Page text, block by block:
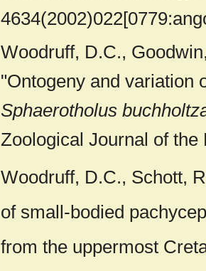
Woodruff, D.C.,
"Ontogeny and variation
Sphaerotholus
Zoological Journal of the
Woodruff, D.C., Schott,
of small‐bodied
from the uppermost